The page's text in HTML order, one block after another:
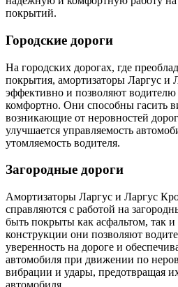
покрытий.
Городские дороги
На городских дорогах, где
покрытия, амортизаторы Ларгус и
эффективно и позволяют водителю
комфортно. Они способны гасить
возникающие от неровностей
улучшается управляемость
утомляемость водителя.
Загородные дороги
Амортизаторы Ларгус и Ларгус
справляются с работой на
быть покрыты как асфальтом, так и
конструкции они позволяют
уверенность на дороге и
автомобиля при движении по
вибрации и удары, предотвращая